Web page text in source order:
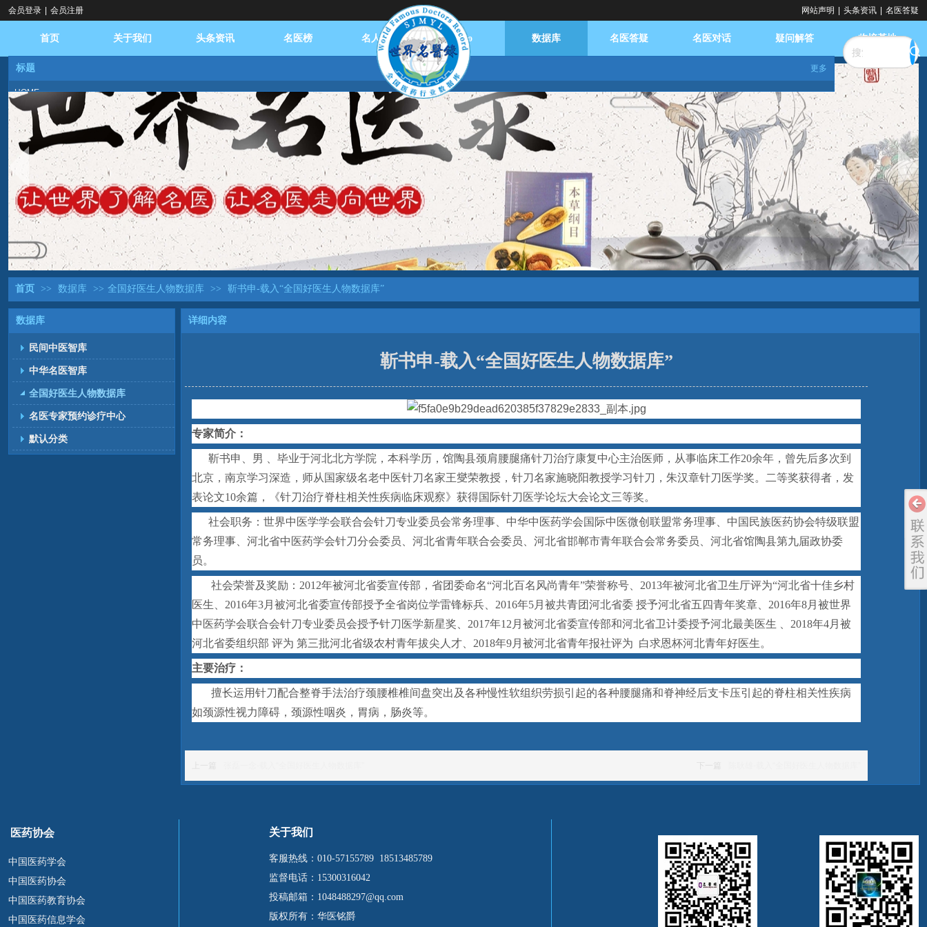
标题 更多
HOME
ABOUT US
NEWS
DOCTOR
BROADCAST
DATABASE
REPLY
DIALOGUE
FAQ
BASE
会员登录 会员注册 网站声明 头条资讯 名医答疑
首页 关于我们 头条资讯 名医榜 名人播报 logo 数据库 名医答疑 名医对话 疑问解答 临培基地
首页 >> 数据库 >> 全国好医生人物数据库 >> 靳书申-载入“全国好医生人物数据库”
数据库
民间中医智库
中华名医智库
全国好医生人物数据库
名医专家预约诊疗中心
默认分类
详细内容
靳书申-载入“全国好医生人物数据库”
专家简介：
靳书申、男 、毕业于河北北方学院，本科学历，馆陶县颈肩腰腿痛针刀治疗康复中心主治医师，从事临床工作20余年，曾先后多次到
北京，南京学习深造，师从国家级名老中医针刀名家王燮荣教授，针刀名家施晓阳教授学习针刀，朱汉章针刀医学奖。二等奖获得者，发
表论文10余篇，《针刀治疗脊柱相关性疾病临床观察》获得国际针刀医学论坛大会论文三等奖。
社会职务 ： 世界中医学学会联合会针刀专业委员会常务理事 中华中医药学会国际中医微创联盟常务理事
中国民族医药协会特级联盟
常务理事
河北省中医药学会针刀分会委员 河北省青年联合会委员 河北省邯郸市青年联合会常务委员
河北省馆陶县第九届政协委
员 。
社会荣誉及奖励：2012年被河北省委宣传部，省团委命名“河北百名风尚青年”荣誉称号、2013年被河北省卫生厅评为“河北省十佳乡村
医生、2016年3月被河北省委宣传部授予全省岗位学雷锋标兵、2016年5月被共青团河北省委 授予河北省五四青年奖章、2016年8月被世界
中医药学会联合会针刀专业委员会授予针刀医学新星奖、2017年12月被河北省委宣传部和河北省卫计委授予河北最美医生 、2018年4月被
河北省委组织部 评为 第三批河北省级农村青年拔尖人才、2018年9月被河北省青年报社评为 白求恩杯河北青年好医生。
主要治疗：
擅长运用针刀配合整脊手法治疗颈腰椎椎间盘突出及各种慢性软组织劳损引起的各种腰腿痛和脊神经后支卡压引起的脊柱相关性疾病
如颈源性视力障碍，颈源性咽炎，胃病，肠炎等。
上一篇 下一篇
关于我们
客服热线： 010-57155789 18513485789
监督电话：15300316042
投稿邮箱：1048488297@qq.com
版权所有：华医铭爵
中国医药学会
中国医药协会
中国医药教育协会
中国医药信息学会
医药协会